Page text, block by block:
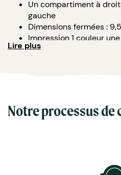
Un compartiment à
gauche
Dimensions fermées :
Impression 1 couleur
Matière : plastique
Lire plus
Notre processus de